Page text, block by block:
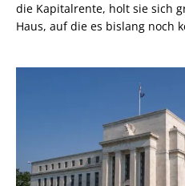
die Kapitalrente, holt sie sich
Haus, auf die es bislang noch